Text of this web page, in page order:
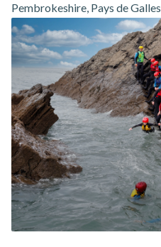
Pembrokeshire, Pays de Galles